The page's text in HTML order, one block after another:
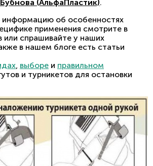
(АльфаПластик).
информацию об особенностях
применения смотрите в
или спрашивайте у наших
в нашем блоге есть статьи
выборе и правильном
и турникетов для остановки